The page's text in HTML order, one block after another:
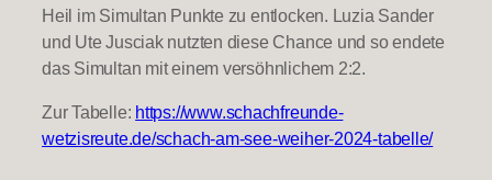
Heil im Simultan Punkte zu entlocken. Luzia Sander
und Ute Jusciak nutzten diese Chance und so endete
das Simultan mit einem versöhnlichem 2:2.
Zur Tabelle: https://www.schachfreunde-
wetzisreute.de/schach-am-see-weiher-2024-tabelle/